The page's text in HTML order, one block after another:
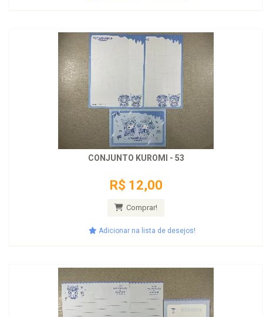
CONJUNTO KUROMI - 53
R$ 12,00
Comprar!
Adicionar na lista de desejos!